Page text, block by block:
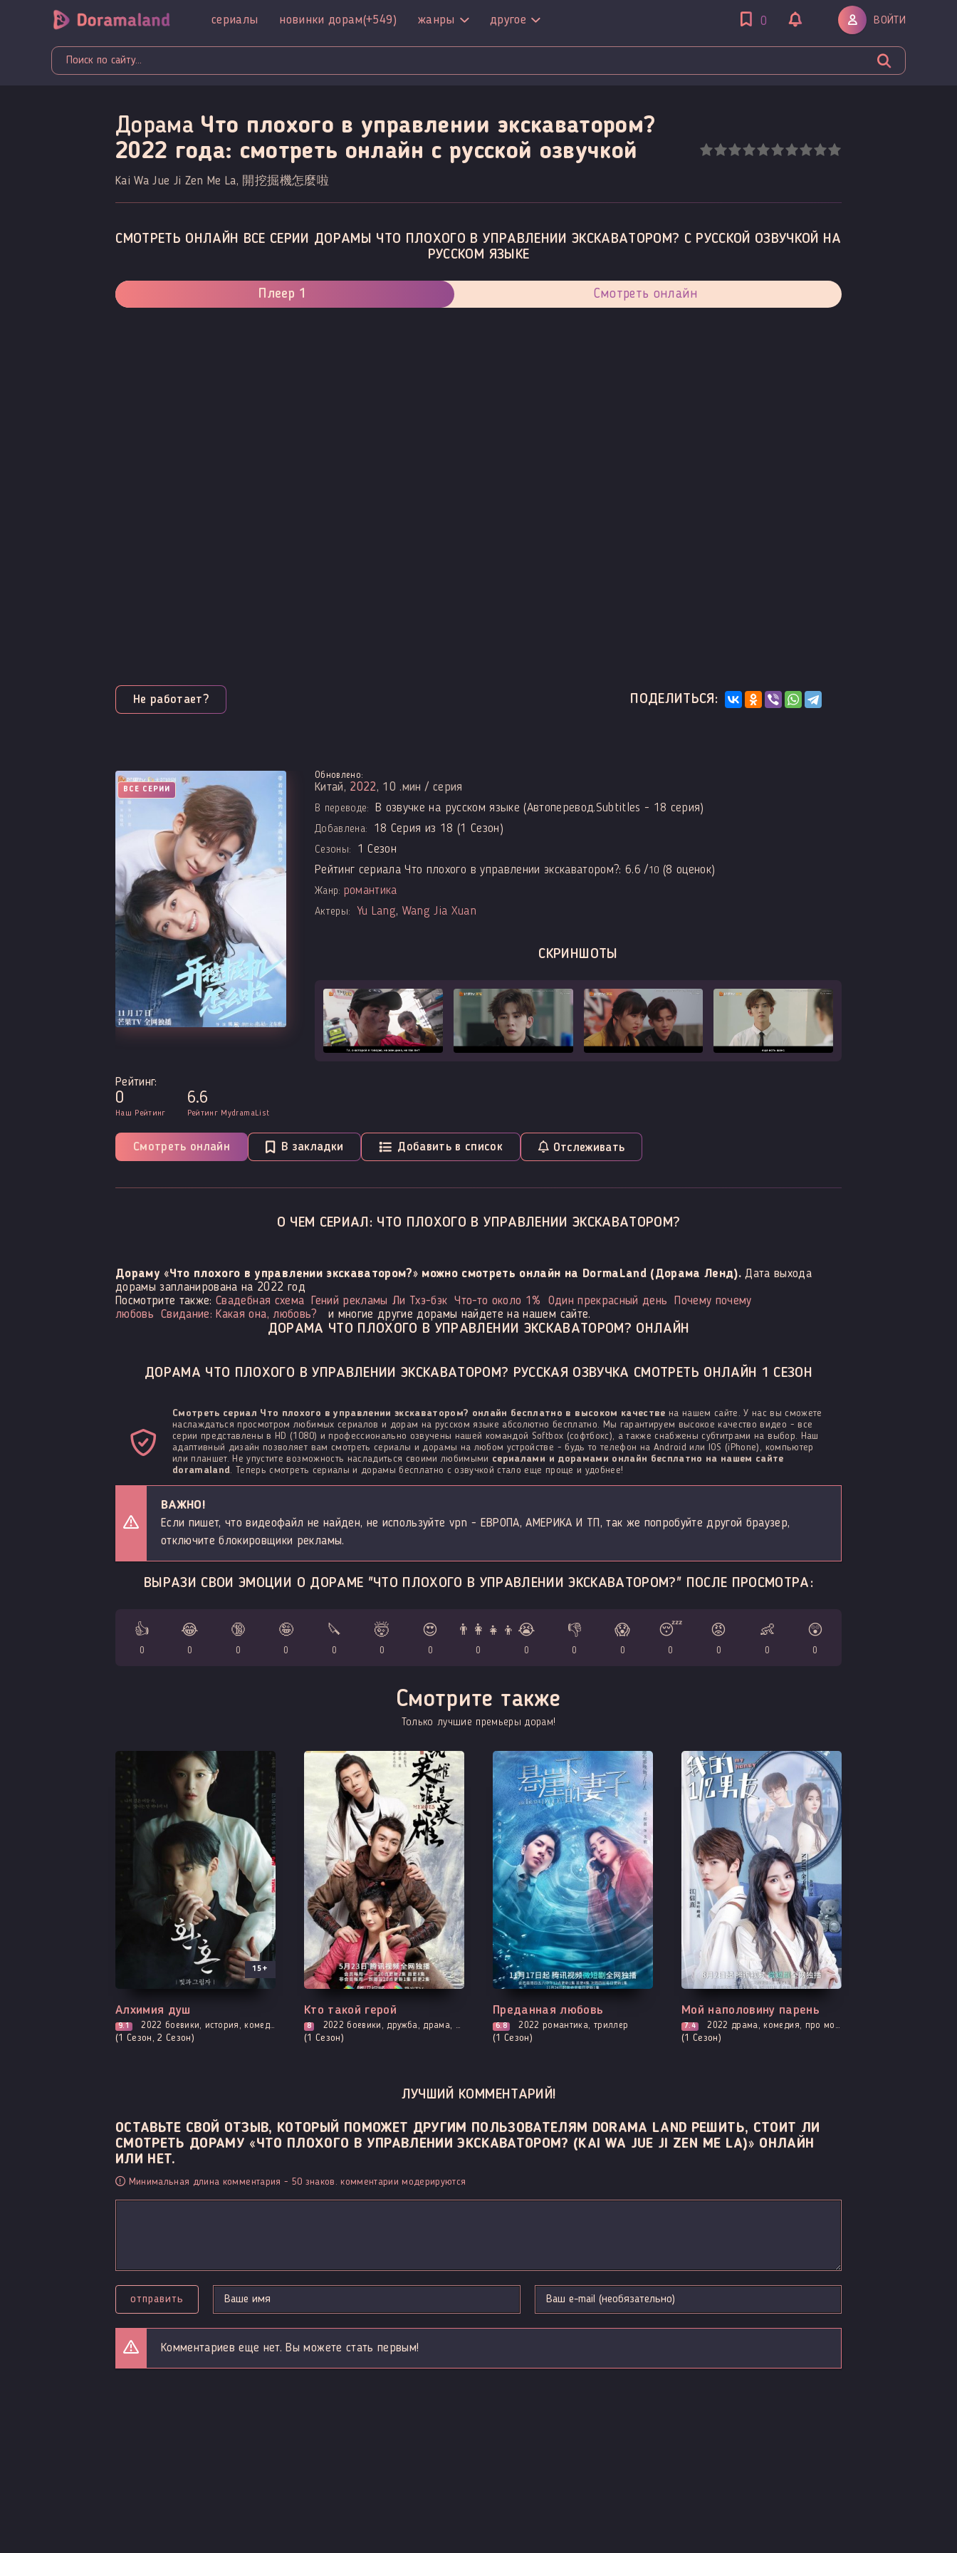
сериалы новинки дорам(+549) жанры другое 0 ВОЙТИ
Дорама Что плохого в управлении экскаватором?
2022 года: смотреть онлайн c русской озвучкой
Kai Wa Jue Ji Zen Me La, 開挖掘機怎麼啦
СМОТРЕТЬ ОНЛАЙН ВСЕ СЕРИИ ДОРАМЫ ЧТО ПЛОХОГО В УПРАВЛЕНИИ ЭКСКАВАТОРОМ? С РУССКОЙ ОЗВУЧКОЙ НА
РУССКОМ ЯЗЫКЕ
Плеер 1 Смотреть онлайн
Не работает? ПОДЕЛИТЬСЯ:
ВСЕ СЕРИИ
Обновлено:
Китай, 2022, 10 .мин / серия
В переводе: В озвучке на русском языке (Автоперевод.Subtitles - 18 серия)
Добавлена: 18 Серия из 18 (1 Сезон)
Сезоны:
1 Сезон
Рейтинг сериала Что плохого в управлении экскаватором?:6.6 /10 (8 оценок)
Жанр: романтика
Актеры: Yu Lang, Wang Jia Xuan
СКРИНШОТЫ
Рейтинг:
0
Наш Рейтинг
6.6
Рейтинг MydramaList
Смотреть онлайн В закладки Добавить в список Отслеживать
О ЧЕМ СЕРИАЛ: ЧТО ПЛОХОГО В УПРАВЛЕНИИ ЭКСКАВАТОРОМ?
Дораму «Что плохого в управлении экскаватором?» можно смотреть онлайн на DormaLand (Дорама Ленд). Дата выхода
дорамы запланирована на 2022 год
Посмотрите также:Свадебная схема Гений рекламы Ли Тхэ-бэк Что-то около 1% Один прекрасный день
Почему почему
любовь
Свидание: Какая она, любовь? и многие другие дорамы найдете на нашем сайте.
ДОРАМА ЧТО ПЛОХОГО В УПРАВЛЕНИИ ЭКСКАВАТОРОМ? ОНЛАЙН
ДОРАМА ЧТО ПЛОХОГО В УПРАВЛЕНИИ ЭКСКАВАТОРОМ? РУССКАЯ ОЗВУЧКА СМОТРЕТЬ ОНЛАЙН 1 СЕЗОН
Смотреть сериал Что плохого в управлении экскаватором? онлайн бесплатно в высоком качестве на нашем сайте. У нас вы сможете
наслаждаться просмотром любимых сериалов и дорам на русском языке абсолютно бесплатно. Мы гарантируем высокое качество видео - все
серии представлены в HD (1080) и профессионально озвучены нашей командой Softbox (софтбокс), а также снабжены субтитрами на выбор. Наш
адаптивный дизайн позволяет вам смотреть сериалы и дорамы на любом устройстве - будь то телефон на Android или IOS (iPhone), компьютер
или планшет. Не упустите возможность насладиться своими любимыми сериалами и дорамами онлайн бесплатно на нашем сайте
doramaland. Теперь смотреть сериалы и дорамы бесплатно с озвучкой стало еще проще и удобнее!
ВАЖНО!
Если пишет, что видеофайл не найден, не используйте vpn - ЕВРОПА, АМЕРИКА И ТП, так же попробуйте другой браузер,
отключите блокировщики рекламы.
ВЫРАЗИ СВОИ ЭМОЦИИ О ДОРАМЕ "ЧТО ПЛОХОГО В УПРАВЛЕНИИ ЭКСКАВАТОРОМ?" ПОСЛЕ ПРОСМОТРА:
👍
0
😂
0
🔞
0
🤪
0
🔪
0
🤯
0
😍
0
👨‍👩‍👧‍👦
0
😭
0
👎
0
😱
0
😴
0
😡
0
👶
0
😲
0
Смотрите также
Только лучшие премьеры дорам!
15+
Алхимия душ
9.1 2022 боевики, история, комедия, мелодрама, романтика, фэнтези, магия
(1 Сезон, 2 Сезон)
Все серии
Кто такой герой
8 2022 боевики, дружба, драма, единоборства, мелодрама, приключения, адаптация новел
(1 Сезон)
Выходит - 5 Серия
Преданная любовь
6.8 2022 романтика, триллер
(1 Сезон)
Все серии
Мой наполовину парень
7.4 2022 драма, комедия, про молодость и любовь, романтика, про школу и школьников
(1 Сезон)
ЛУЧШИЙ КОММЕНТАРИЙ!
ОСТАВЬТЕ СВОЙ ОТЗЫВ, КОТОРЫЙ ПОМОЖЕТ ДРУГИМ ПОЛЬЗОВАТЕЛЯМ DORAMA LAND РЕШИТЬ, СТОИТ ЛИ
СМОТРЕТЬ ДОРАМУ «ЧТО ПЛОХОГО В УПРАВЛЕНИИ ЭКСКАВАТОРОМ? (KAI WA JUE JI ZEN ME LA)» ОНЛАЙН
ИЛИ НЕТ.
Минимальная длина комментария - 50 знаков. комментарии модерируются
отправить
Комментариев еще нет. Вы можете стать первым!